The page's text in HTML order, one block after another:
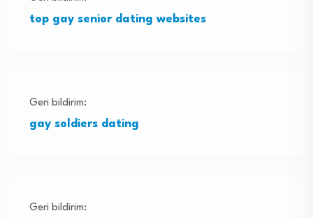
top gay senior dating websites
Geri bildirim:
gay soldiers dating
Geri bildirim: